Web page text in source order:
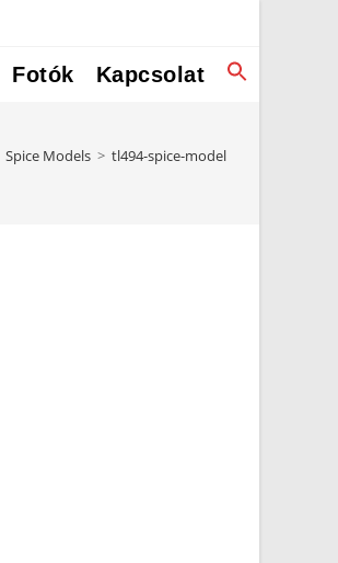
Fotók Kapcsolat
Spice Models > tl494-spice-model